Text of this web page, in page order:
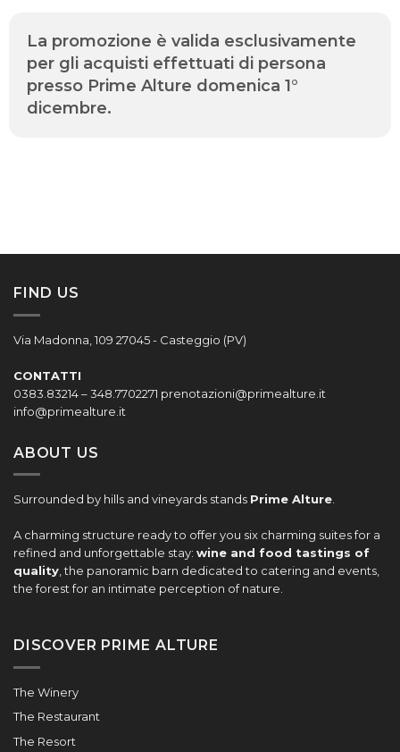
La promozione è valida esclusivamente
per gli acquisti effettuati di persona
presso Prime Alture domenica 1°
dicembre.
FIND US
Via Madonna, 109 27045 - Casteggio (PV)
CONTATTI
0383.83214 – 348.7702271 prenotazioni@primealture.it
info@primealture.it
ABOUT US
Surrounded by hills and vineyards stands Prime Alture
A charming structure ready to offer you six charming suites for a
refined and unforgettable stay: wine and food tastings of
quality , the panoramic barn dedicated to catering and events,
the forest for an intimate perception of nature.
DISCOVER PRIME ALTURE
The Winery
The Restaurant
The Resort